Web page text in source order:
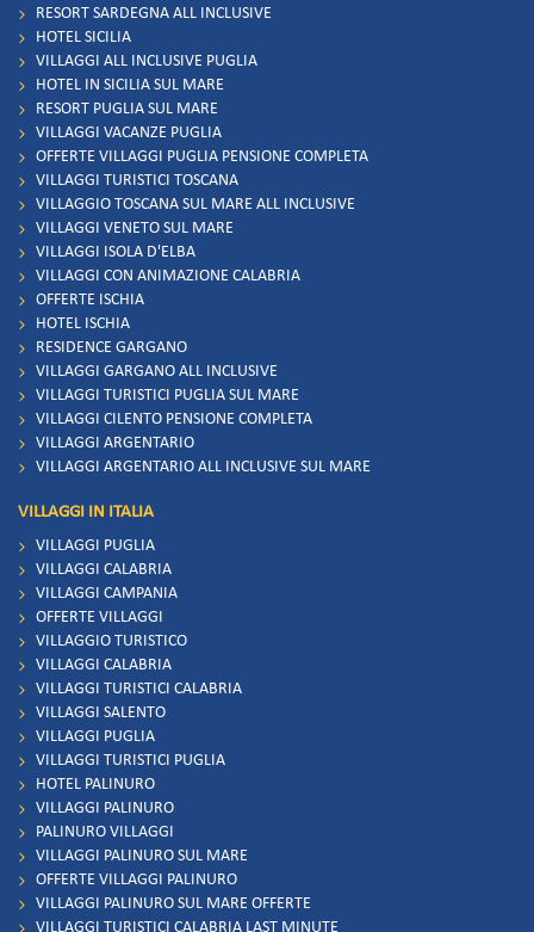
RESORT SARDEGNA ALL INCLUSIVE
HOTEL SICILIA
VILLAGGI ALL INCLUSIVE PUGLIA
HOTEL IN SICILIA SUL MARE
RESORT PUGLIA SUL MARE
VILLAGGI VACANZE PUGLIA
OFFERTE VILLAGGI PUGLIA PENSIONE COMPLETA
VILLAGGI TURISTICI TOSCANA
VILLAGGIO TOSCANA SUL MARE ALL INCLUSIVE
VILLAGGI VENETO SUL MARE
VILLAGGI ISOLA D'ELBA
VILLAGGI CON ANIMAZIONE CALABRIA
OFFERTE ISCHIA
HOTEL ISCHIA
RESIDENCE GARGANO
VILLAGGI GARGANO ALL INCLUSIVE
VILLAGGI TURISTICI PUGLIA SUL MARE
VILLAGGI CILENTO PENSIONE COMPLETA
VILLAGGI ARGENTARIO
VILLAGGI ARGENTARIO ALL INCLUSIVE SUL MARE
VILLAGGI IN ITALIA
VILLAGGI PUGLIA
VILLAGGI CALABRIA
VILLAGGI CAMPANIA
OFFERTE VILLAGGI
VILLAGGIO TURISTICO
VILLAGGI CALABRIA
VILLAGGI TURISTICI CALABRIA
VILLAGGI SALENTO
VILLAGGI PUGLIA
VILLAGGI TURISTICI PUGLIA
HOTEL PALINURO
VILLAGGI PALINURO
PALINURO VILLAGGI
VILLAGGI PALINURO SUL MARE
OFFERTE VILLAGGI PALINURO
VILLAGGI PALINURO SUL MARE OFFERTE
VILLAGGI TURISTICI CALABRIA LAST MINUTE